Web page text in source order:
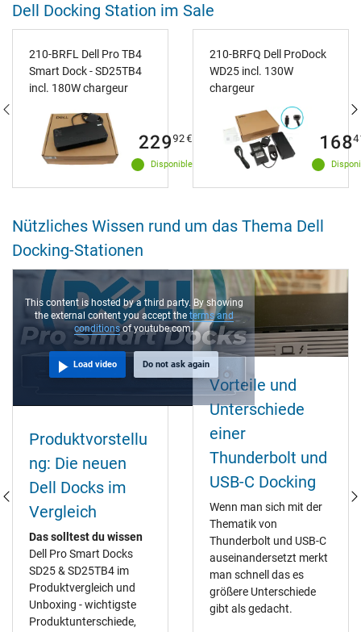
Dell Docking Station im Sale
210-BRFL Dell Pro TB4
Smart Dock - SD25TB4
incl. 180W chargeur
Disponible
22992€
210-BRFQ Dell ProDock
WD25 incl. 130W
chargeur
168
Nützliches Wissen rund um das Thema Dell
Docking-Stationen
This content is hosted by a third party. By showing
the external content you accept the terms and
conditionsof youtube.com.
Load video Do not ask again
Produktvorstellu
ng: Die neuen
Dell Docks im
Vergleich
Das solltest du wissen
Dell Pro Smart Docks
SD25 & SD25TB4 im
Produktvergleich und
Unboxing - wichtigste
Produktunterschiede,
Vorteile und
Unterschiede
einer
Thunderbolt und
USB-C Docking
Wenn man sich mit der
Thematik von
Thunderbolt und USB-C
auseinandersetzt merkt
man schnell das es
größere Unterschiede
gibt als gedacht.